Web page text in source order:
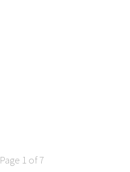
Page 1 of 7